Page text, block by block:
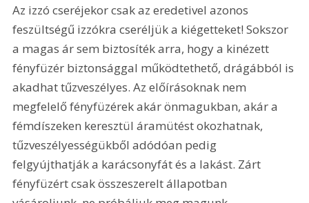
Az izzó cseréjekor csak az eredetivel azonos
feszültségű izzókra cseréljük a kiégetteket! Sokszor
a magas ár sem biztosíték arra, hogy a kinézett
fényfüzér biztonsággal működtethető, drágábból is
akadhat tűzveszélyes. Az előírásoknak nem
megfelelő fényfüzérek akár önmagukban, akár a
fémdíszeken keresztül áramütést okozhatnak,
tűzveszélyességükből adódóan pedig
felgyújthatják a karácsonyfát és a lakást. Zárt
fényfüzért csak összeszerelt állapotban